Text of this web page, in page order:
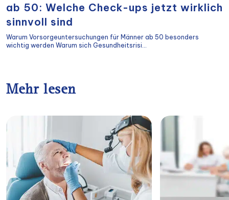
ab 50: Welche Check-ups jetzt wirklich
sinnvoll sind
Warum Vorsorgeuntersuchungen für Männer ab 50 besonders
wichtig werden Warum sich Gesundheitsrisi...
Mehr lesen